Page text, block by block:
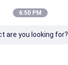
6:50 PM
are you looking for?